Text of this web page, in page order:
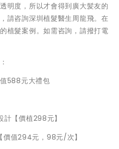
明度，所以才會得到廣大髪友的
請咨詢深圳植髮醫生周龍飛。在
植髮案例。如需咨詢，請撥打電
588元大禮包
【價植298元】
值294元，98元/次】